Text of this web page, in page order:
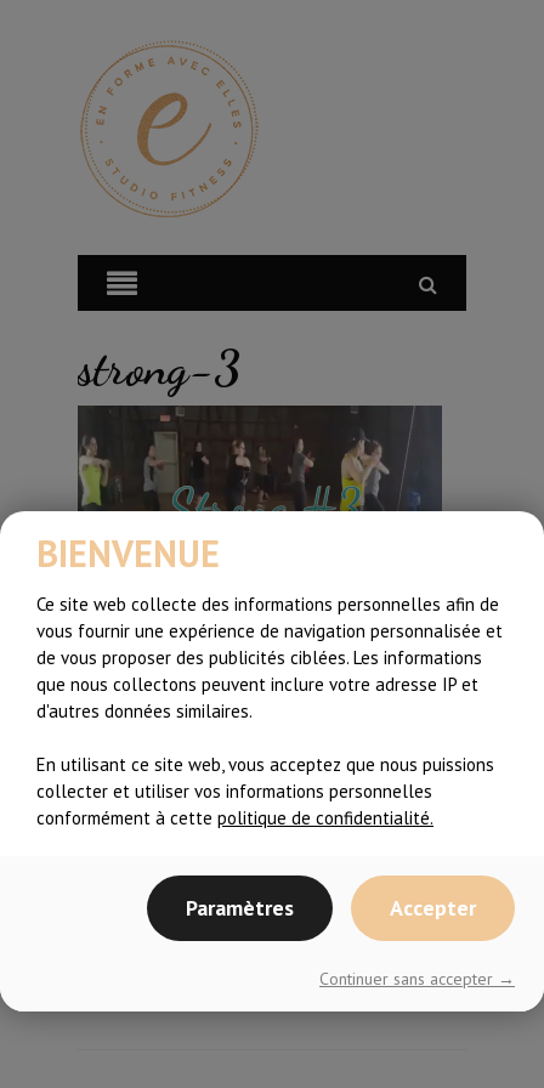
strong-3
Partager l'article:
Articles Récents
Recommencer l’entraînement après une
longue pause…c’est difficile
Extrait de cours – Zumba Toning #2
BIENVENUE
Ce site web collecte des informations personnelles afin de
vous fournir une expérience de navigation personnalisée et
de vous proposer des publicités ciblées. Les informations
que nous collectons peuvent inclure votre adresse IP et
d'autres données similaires.
En utilisant ce site web, vous acceptez que nous puissions
collecter et utiliser vos informations personnelles
conformément à cette politique de confidentialité.
Paramètres Accepter
Continuer sans accepter →